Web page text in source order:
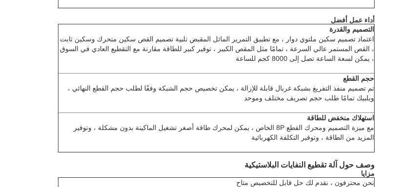
أداء عمل أفضل
التصميم والقدرة
اعتماد تصميم سكين ملتوي دوار ، مع تطبيق التمرير المائل المقبض تلبية تصميم القص سكين متحرك وسكين ثابت
، القص المستمر عالي السرعة ، تمامًا مثل المقص الكبير ، توفير كبير للطاقة مقارنة مع التقطيع العادي في السوق
، يمكن لسعة الساعة تصل إلى 8000 كجم للساعة
حجم القطع
تم تصميم منفذ التفريغ بشبكة غربال قابلة للإزالة ، يمكن تخصيص حجم الشبكة وفقًا لطلب حجم القطع النهائي ،
ويلبيك تمامًا طلب حجم تصريف مختلف وموحد
استهلاك منخفض للطاقة
مع ميزة التصميم ومحرك القطع 8P الخاص ، يمكن لمحرك طاقة أصغر تشغيل الماكينة بدون مشكلة ، وتوفير
المزيد من الطاقة ، وتوفير التكلفة الكهربائية
وصف حول آلة تقطيع النفايات البلاستيكية
مزايا
نحن محترفون ، نقدم لك حل قابل للتخصيص متاح